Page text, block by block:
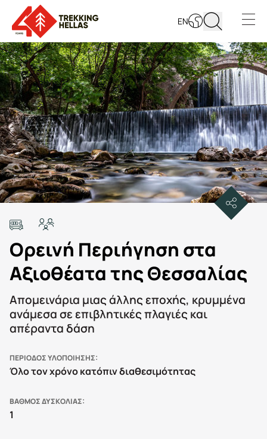
EN
Open
Ορεινή Περιήγηση στα
Αξιοθέατα της Θεσσαλίας
Απομεινάρια μιας άλλης εποχής, κρυμμένα
ανάμεσα σε επιβλητικές πλαγιές και
απέραντα δάση
ΠΕΡΙΟΔΟΣ ΥΛΟΠΟΙΗΣΗΣ
Όλο τον χρόνο κατόπιν διαθεσιμότητας
ΒΑΘΜΟΣ ΔΥΣΚΟΛΙΑΣ
1